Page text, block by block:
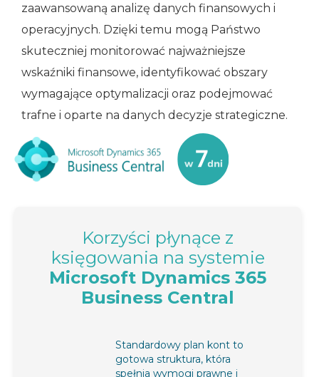
zaawansowaną analizę danych finansowych i
operacyjnych. Dzięki temu mogą Państwo
skuteczniej monitorować najważniejsze
wskaźniki finansowe, identyfikować obszary
wymagające optymalizacji oraz podejmować
trafne i oparte na danych decyzje strategiczne.
Korzyści płynące z
księgowania na systemie
Microsoft Dynamics 365
Business Central
Standardowy plan kont to
gotowa struktura, która
spełnia wymogi prawne i